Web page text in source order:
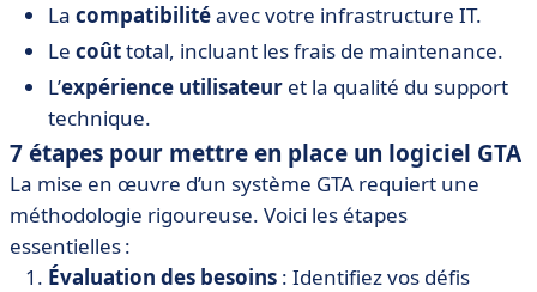
La compatibilitéavec votre infrastructure IT.
Le coûttotal, incluant les frais de maintenance.
L’expérience utilisateur et la qualité du support
technique.
7 étapes pour mettre en place un logiciel GTA
La mise en œuvre d’un système GTA requiert une
méthodologie rigoureuse. Voici les étapes
essentielles :
Évaluation des besoins : Identifiez vos défis